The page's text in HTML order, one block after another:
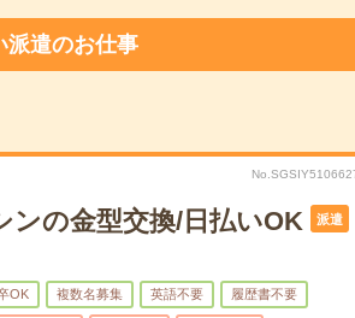
派遣のお仕事
ンの金型交換/日払いOK 派遣
OK 複数名募集 英語不要 履歴書不要